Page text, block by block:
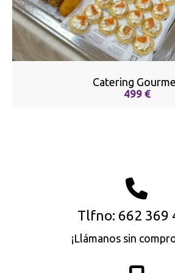
Catering
499 €
Tlfno: 662 369
¡Llámanos sin